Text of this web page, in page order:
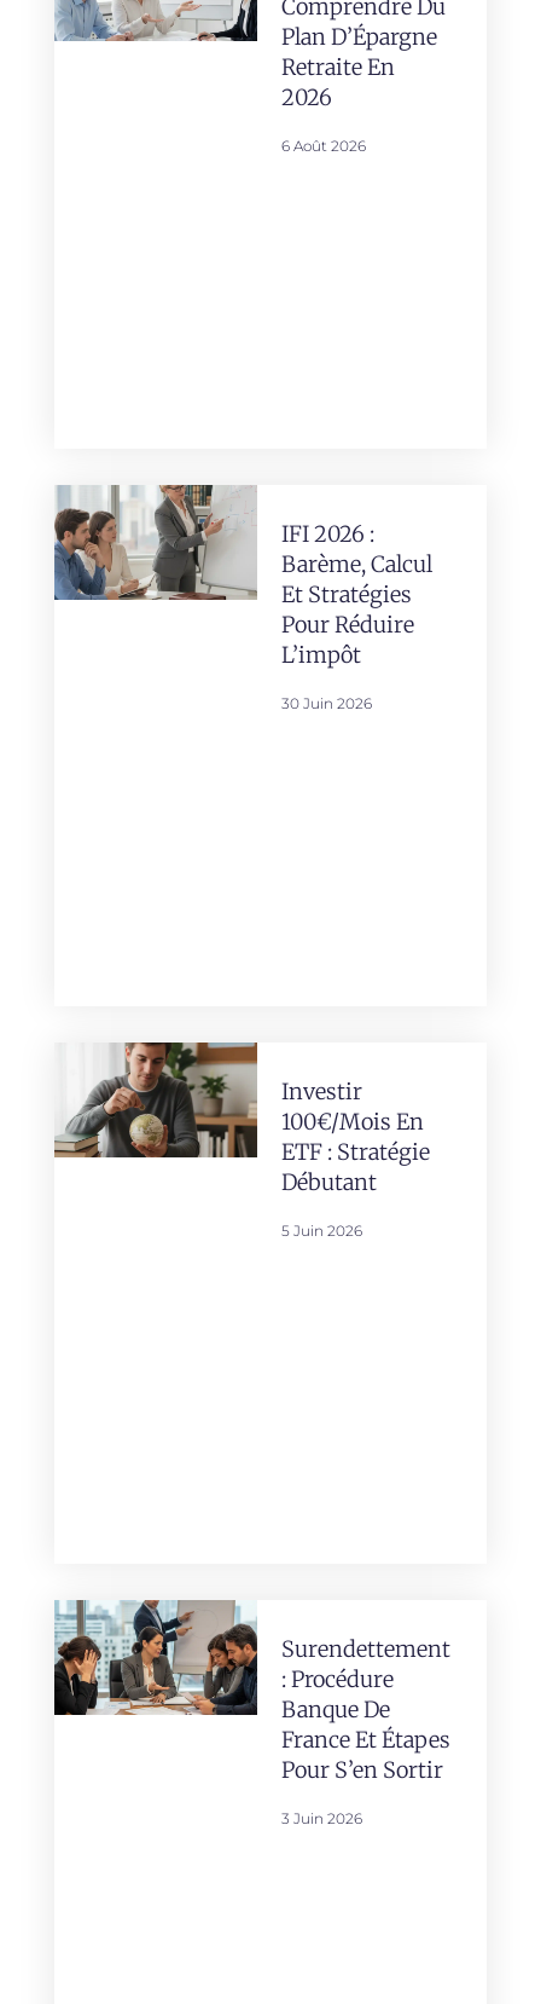
Comprendre Du
Plan D’Épargne
Retraite En
2026
6 Août 2026
IFI 2026 :
Barème, Calcul
Et Stratégies
Pour Réduire
L’impôt
30 Juin 2026
Investir
100€/mois En
ETF : Stratégie
Débutant
5 Juin 2026
Surendettement
: Procédure
Banque De
France Et Étapes
Pour S’en Sortir
3 Juin 2026